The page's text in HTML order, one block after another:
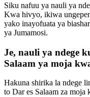
Siku nafuu ya nauli ya
Kwa hivyo, ikiwa
yako inayofuata ya
ya Jumamosi.
Je, nauli ya ndege
Salaam ya moja
Hakuna shirika la ndege
to Dar es Salaam za moja